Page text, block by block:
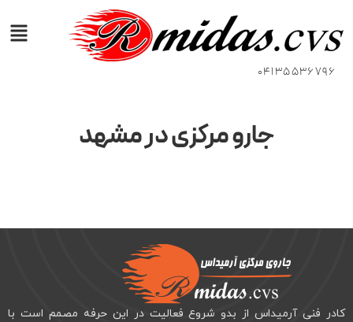
04135536796
جارو مرکزی در مشهد
کادر فنی آرمیداس از بدو شروع فعالیت در این حرفه مصمم است با